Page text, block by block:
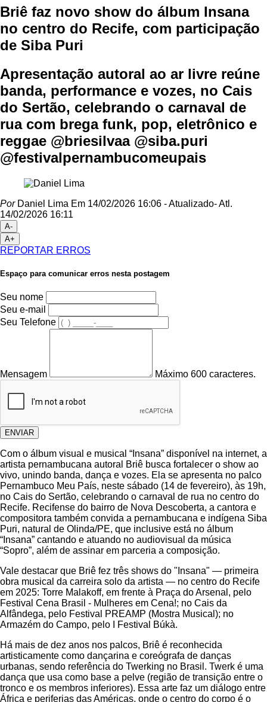
Briê faz novo show do álbum Insana
no centro do Recife, com participação
de Siba Puri
Apresentação autoral ao ar livre reúne
banda, performance e vozes, no Cais
do Sertão, celebrando o carnaval de
rua com brega funk, pop, eletrônico e
reggae @briesilvaa @siba.puri
@festivalpernambucomeupais
PorDaniel Lima Em 14/02/2026 16:06 - Atualizado- Atl.
14/02/2026 16:11
A-
A+
REPORTAR ERROS
Espaço para comunicar erros nesta postagem
Seu nome
Seu e-mail
Seu Telefone
Mensagem Máximo 600 caracteres.
ENVIAR
Com o álbum visual e musical “Insana” disponível na internet, a
artista pernambucana autoral Briê busca fortalecer o show ao
vivo, unindo banda, dança e vozes. Ela se apresenta no palco
Pernambuco Meu País, neste sábado (14 de fevereiro), às 19h,
no Cais do Sertão, celebrando o carnaval de rua no centro do
Recife. Recifense do bairro de Nova Descoberta, a cantora e
compositora também convida a pernambucana e indígena Siba
Puri, natural de Olinda/PE, que inclusive está no álbum
“Insana” cantando e atuando no audiovisual da música
“Sopro”, além de assinar em parceria a composição.
Vale destacar que Briê fez três shows do "Insana" — primeira
obra musical da carreira solo da artista — no centro do Recife
em 2025: Torre Malakoff, em frente à Praça do Arsenal, pelo
Festival Cena Brasil - Mulheres em Cena!; no Cais da
Alfândega, pelo Festival PREAMP (Mostra Musical); no
Armazém do Campo, pelo I Festival Búkà.
Há mais de dez anos nos palcos, Briê é reconhecida
artisticamente como dançarina e coreógrafa de danças
urbanas, sendo referência do Twerking no Brasil. Twerk é uma
dança que usa como base a pelve (região de transição entre o
tronco e os membros inferiores). Essa arte faz um diálogo entre
África e periferias das Américas, onde o centro do corpo é o